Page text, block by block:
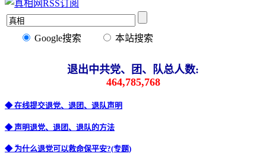
Google搜索 本站搜索
退出中共党、团、队总人数:
464,785,768
◆ 在线提交退党、退团、退队声明
◆ 声明退党、退团、退队的方法
◆ 为什么退党可以救命保平安?(专题)